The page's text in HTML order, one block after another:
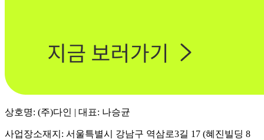
상호명: (주)다인 | 대표: 나승균
사업장소재지: 서울특별시 강남구 역삼로3길 17 (혜진빌딩 8